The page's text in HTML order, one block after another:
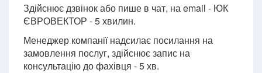
Здійснює дзвінок або пише в чат, на email - ЮК
ЄВРОВЕКТОР - 5 хвилин.
Менеджер компанії надсилає посилання на
замовлення послуг, здійснює запис на
консультацію до фахівця - 5 хв.